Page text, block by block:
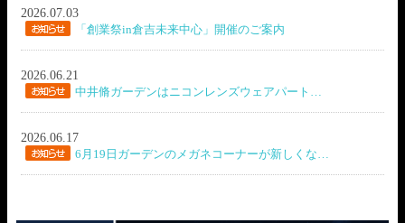
2026.07.03
「創業祭in倉吉未来中心」開催のご案内
2026.06.21
中井脩ガーデンはニコンレンズウェアパート…
2026.06.17
6月19日ガーデンのメガネコーナーが新しくな…